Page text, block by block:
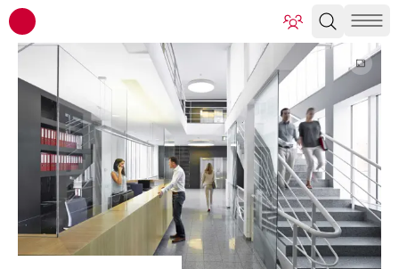
ATP Architekten Ingenieure